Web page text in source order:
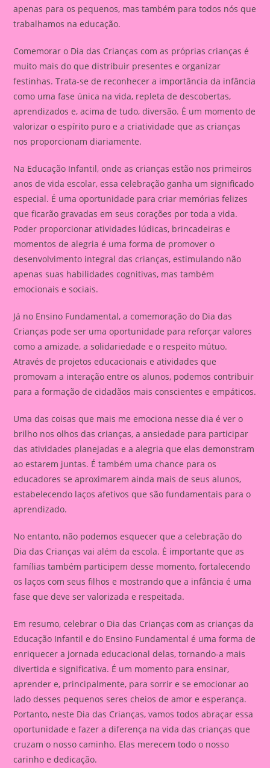
apenas para os pequenos, mas também para todos nós que
trabalhamos na educação.
Comemorar o Dia das Crianças com as próprias crianças é
muito mais do que distribuir presentes e organizar
festinhas. Trata-se de reconhecer a importância da infância
como uma fase única na vida, repleta de descobertas,
aprendizados e, acima de tudo, diversão. É um momento de
valorizar o espírito puro e a criatividade que as crianças
nos proporcionam diariamente.
Na Educação Infantil, onde as crianças estão nos primeiros
anos de vida escolar, essa celebração ganha um significado
especial. É uma oportunidade para criar memórias felizes
que ficarão gravadas em seus corações por toda a vida.
Poder proporcionar atividades lúdicas, brincadeiras e
momentos de alegria é uma forma de promover o
desenvolvimento integral das crianças, estimulando não
apenas suas habilidades cognitivas, mas também
emocionais e sociais.
Já no Ensino Fundamental, a comemoração do Dia das
Crianças pode ser uma oportunidade para reforçar valores
como a amizade, a solidariedade e o respeito mútuo.
Através de projetos educacionais e atividades que
promovam a interação entre os alunos, podemos contribuir
para a formação de cidadãos mais conscientes e empáticos.
Uma das coisas que mais me emociona nesse dia é ver o
brilho nos olhos das crianças, a ansiedade para participar
das atividades planejadas e a alegria que elas demonstram
ao estarem juntas. É também uma chance para os
educadores se aproximarem ainda mais de seus alunos,
estabelecendo laços afetivos que são fundamentais para o
aprendizado.
No entanto, não podemos esquecer que a celebração do
Dia das Crianças vai além da escola. É importante que as
famílias também participem desse momento, fortalecendo
os laços com seus filhos e mostrando que a infância é uma
fase que deve ser valorizada e respeitada.
Em resumo, celebrar o Dia das Crianças com as crianças da
Educação Infantil e do Ensino Fundamental é uma forma de
enriquecer a jornada educacional delas, tornando-a mais
divertida e significativa. É um momento para ensinar,
aprender e, principalmente, para sorrir e se emocionar ao
lado desses pequenos seres cheios de amor e esperança.
Portanto, neste Dia das Crianças, vamos todos abraçar essa
oportunidade e fazer a diferença na vida das crianças que
cruzam o nosso caminho. Elas merecem todo o nosso
carinho e dedicação.